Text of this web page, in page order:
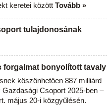
keretei között Tovább »
tulajdonosának
forgalmat bonyolított tavaly
köszönhetően 887 milliárd
Csoport 2025-ben –
május 20-i közgyűlésén.